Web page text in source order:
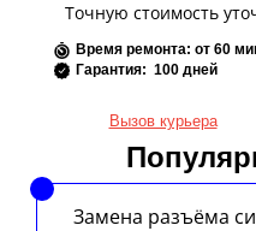
Точную стоимость
Время ремонта: от 60
Гарантия: 100 дней
Вызов курьера
Замена разъёма